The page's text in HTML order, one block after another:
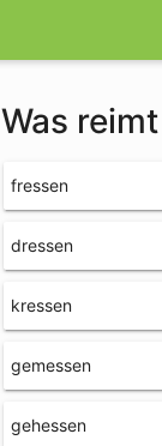
Was
fressen
dressen
kressen
gemessen
gehessen